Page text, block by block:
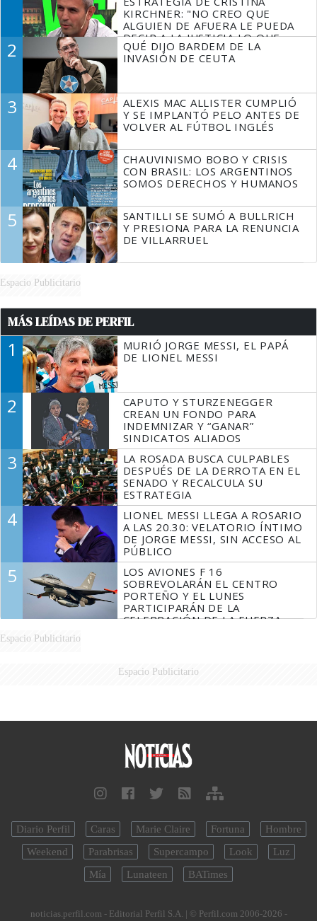
KIRCHNER: "NO CREO QUE
ALGUIEN DE AFUERA LE PUEDA
DECIR A LA JUSTICIA LO QUE
TIENE QUE HACER"
2
QUÉ DIJO BARDEM DE LA
INVASIÓN DE CEUTA
3
ALEXIS MAC ALLISTER CUMPLIÓ
Y SE IMPLANTÓ PELO ANTES DE
VOLVER AL FÚTBOL INGLÉS
4
CHAUVINISMO BOBO Y CRISIS
CON BRASIL: LOS ARGENTINOS
SOMOS DERECHOS Y HUMANOS
5
SANTILLI SE SUMÓ A BULLRICH
Y PRESIONA PARA LA RENUNCIA
DE VILLARRUEL
Espacio Publicitario
MÁS LEÍDAS DE PERFIL
1
MURIÓ JORGE MESSI, EL PAPÁ
DE LIONEL MESSI
2
CAPUTO Y STURZENEGGER
CREAN UN FONDO PARA
INDEMNIZAR Y “GANAR”
SINDICATOS ALIADOS
3
LA ROSADA BUSCA CULPABLES
DESPUÉS DE LA DERROTA EN EL
SENADO Y RECALCULA SU
ESTRATEGIA
4
LIONEL MESSI LLEGA A ROSARIO
A LAS 20.30: VELATORIO ÍNTIMO
DE JORGE MESSI, SIN ACCESO AL
PÚBLICO
5
LOS AVIONES F 16
SOBREVOLARÁN EL CENTRO
PORTEÑO Y EL LUNES
PARTICIPARÁN DE LA
CELEBRACIÓN DE LA FUERZA
Espacio Publicitario
Espacio Publicitario
Diario Perfil Caras Marie Claire Fortuna
Hombre
Weekend
Parabrisas Supercampo Look
Luz
Mía
Lunateen BATimes
noticias.perfil.com - Editorial Perfil S.A. | © Perfil.com 2006-2026 -